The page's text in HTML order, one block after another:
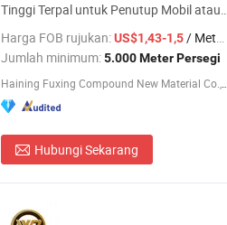
Tinggi Terpal untuk Penutup Mobil atau
Harga FOB rujukan:US$1,43-1,5/ Meter persegi
Jumlah minimum:5.000 Meter Persegi
Hubungi Sekarang